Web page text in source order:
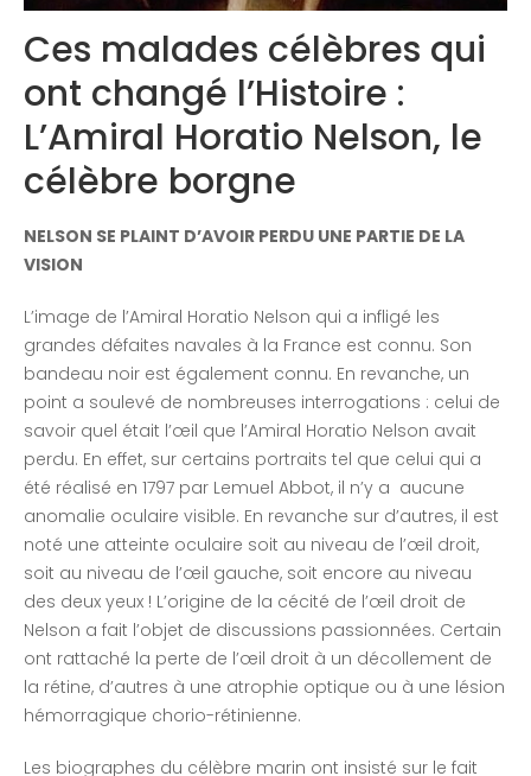
Ces malades célèbres qui
ont changé l’Histoire :
L’Amiral Horatio Nelson, le
célèbre borgne
NELSON SE PLAINT D’AVOIR PERDU UNE PARTIE DE LA
VISION
L’image de l’Amiral Horatio Nelson qui a infligé les
grandes défaites navales à la France est connu. Son
bandeau noir est également connu. En revanche, un
point a soulevé de nombreuses interrogations : celui de
savoir quel était l’œil que l’Amiral Horatio Nelson avait
perdu. En effet, sur certains portraits tel que celui qui a
été réalisé en 1797 par Lemuel Abbot, il n’y a aucune
anomalie oculaire visible. En revanche sur d’autres, il est
noté une atteinte oculaire soit au niveau de l’œil droit,
soit au niveau de l’œil gauche, soit encore au niveau
des deux yeux ! L’origine de la cécité de l’œil droit de
Nelson a fait l’objet de discussions passionnées. Certain
ont rattaché la perte de l’œil droit à un décollement de
la rétine, d’autres à une atrophie optique ou à une lésion
hémorragique chorio-rétinienne.
Les biographes du célèbre marin ont insisté sur le fait